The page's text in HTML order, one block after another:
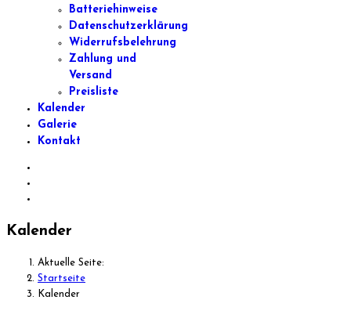
Batteriehinweise
Datenschutzerklärung
Widerrufsbelehrung
Zahlung und
Versand
Preisliste
Kalender
Galerie
Kontakt
Kalender
Aktuelle Seite:
Startseite
Kalender